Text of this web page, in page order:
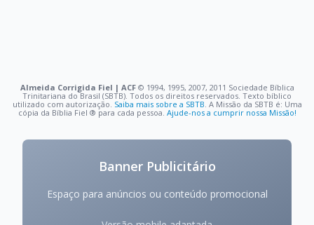
Almeida Corrigida Fiel | ACF©️ 1994, 1995, 2007, 2011 Sociedade Bíblica
Trinitariana do Brasil (SBTB). Todos os direitos reservados. Texto bíblico
utilizado com autorização. Saiba mais sobre a SBTB . A Missão da SBTB é: Uma
cópia da Bíblia Fiel ®️ para cada pessoa. Ajude-nos a cumprir nossa Missão!
Banner Publicitário
Espaço para anúncios ou conteúdo promocional